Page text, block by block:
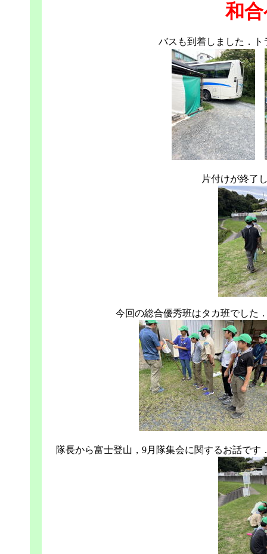
和
バスも到着しました．
片付けが終了
今回の総合優秀班はタカ班でした
隊長から富士登山，9月隊集会に関するお話で